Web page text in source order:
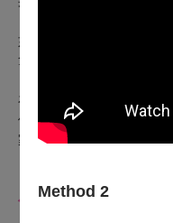
Method 2
如今，這些談慾望、談記
拿來重新審視，因為有些
在演出過程中，我們將藉
們提問。不只重新看見已
家一同想像我們的未來。
你準備好一起演出一